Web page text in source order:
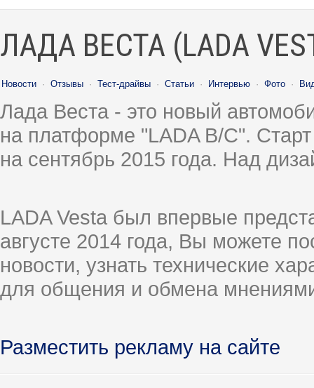
ЛАДА ВЕСТА (LADA
Новости · Отзывы · Тест-драйвы · Статьи · Интервью · Фото ·
Лада Веста - это новый
на платформе "LADA B/C".
на сентябрь 2015 года. Над
LADA Vesta был впервые
августе 2014 года, Вы можете
новости, узнать технические
для общения и обмена
Разместить рекламу на сайте